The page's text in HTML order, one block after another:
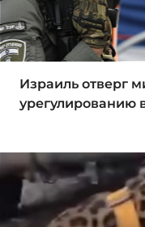
Израиль отверг
урегулированию